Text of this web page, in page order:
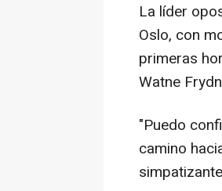
La líder
Oslo, con
primeras
Watne
"Puedo
camino